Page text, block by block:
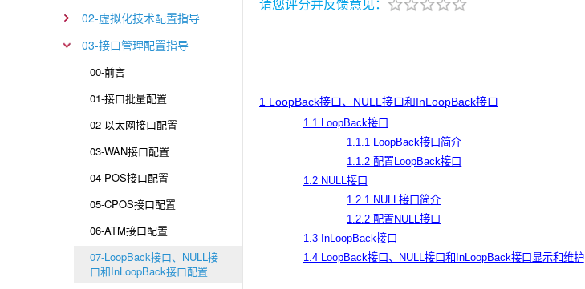
02-虚拟化技术配置指导
03-接口管理配置指导
00-前言
01-接口批量配置
02-以太网接口配置
03-WAN接口配置
04-POS接口配置
05-CPOS接口配置
06-ATM接口配置
07-LoopBack接口、NULL接
口和InLoopBack接口配置
1 LoopBack接口、NULL接口和InLoopBack接口
1.1 LoopBack接口
1.1.1 LoopBack接口简介
1.1.2 配置LoopBack接口
1.2 NULL接口
1.2.1 NULL接口简介
1.2.2 配置NULL接口
1.3 InLoopBack接口
1.4 LoopBack接口、NULL接口和InLoopBack接口显示和维护